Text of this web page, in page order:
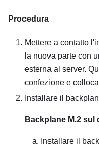
Procedura
Mettere a contatto
la nuova parte con
esterna al server.
confezione e
Installare il
Backplane M.2 sul
Installare il